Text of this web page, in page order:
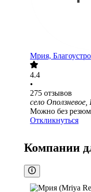
Мрия,
4.4
•
275 отзывов
село
Можно без
Откликнуться
Компании